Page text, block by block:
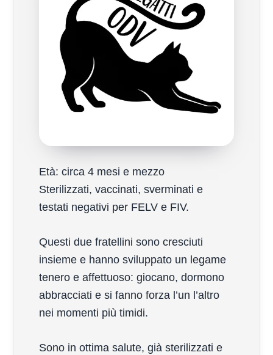
Età: circa 4 mesi e mezzo
Sterilizzati, vaccinati, sverminati e
testati negativi per FELV e FIV.
Questi due fratellini sono cresciuti
insieme e hanno sviluppato un legame
tenero e affettuoso: giocano, dormono
abbracciati e si fanno forza l’un l’altro
nei momenti più timidi.
Sono in ottima salute, già sterilizzati e